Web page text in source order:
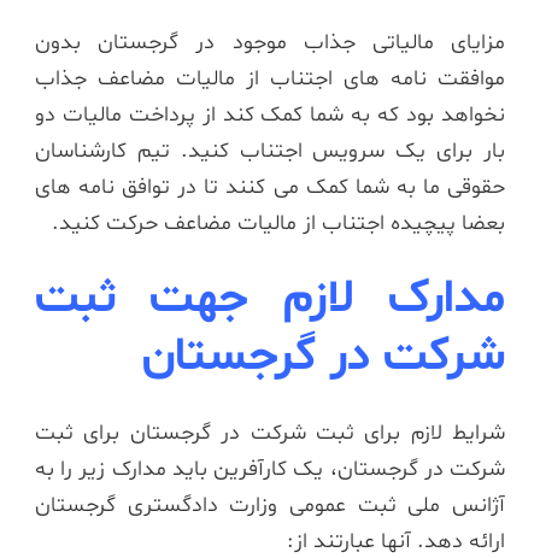
مزایای مالیاتی جذاب موجود در گرجستان بدون
موافقت نامه های اجتناب از مالیات مضاعف جذاب
نخواهد بود که به شما کمک کند از پرداخت مالیات دو
بار برای یک سرویس اجتناب کنید. تیم کارشناسان
حقوقی ما به شما کمک می کنند تا در توافق نامه های
بعضا پیچیده اجتناب از مالیات مضاعف حرکت کنید.
مدارک لازم جهت ثبت
شرکت در گرجستان
شرایط لازم برای ثبت شرکت در گرجستان برای ثبت
شرکت در گرجستان، یک کارآفرین باید مدارک زیر را به
آژانس ملی ثبت عمومی وزارت دادگستری گرجستان
ارائه دهد. آنها عبارتند از: